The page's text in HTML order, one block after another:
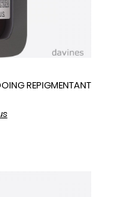
REPIGMENTANT